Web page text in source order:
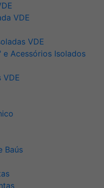
VDE
VDE
e Acessórios Isolados
VDE
Baús